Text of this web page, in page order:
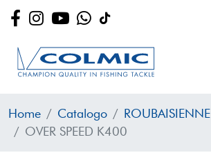
Home Catalogo ROUBAISIENNE
OVER SPEED K400